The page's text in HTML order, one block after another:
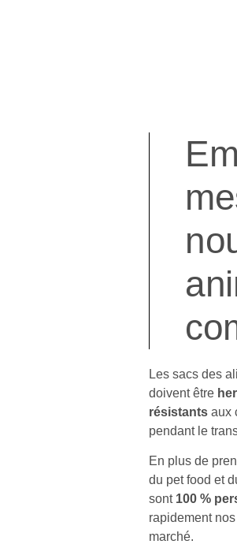
Les sacs des
doivent être
résistants aux
pendant le
En plus de
du pet food et
sont 100 %
rapidement
marché.